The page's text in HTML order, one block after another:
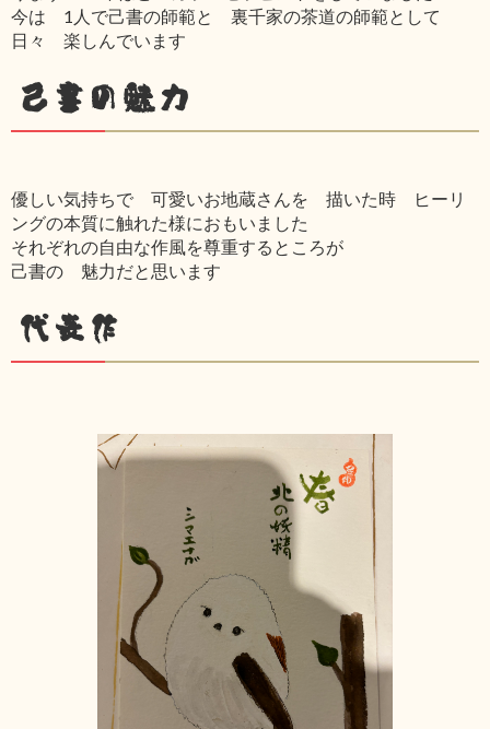
今は 1人で己書の師範と 裏千家の茶道の師範として
日々 楽しんでいます
己書の魅力
優しい気持ちで 可愛いお地蔵さんを 描いた時 ヒーリ
ングの本質に触れた様におもいました
それぞれの自由な作風を尊重するところが
己書の 魅力だと思います
代表作